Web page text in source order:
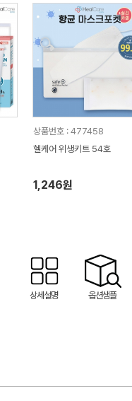
상품번호 : 477458
헬케어 위생키트 54호
1,246원
상세설명 옵션샘플